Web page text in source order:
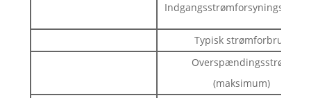
Typisk strømforbrug
Overspændingsstrøm
(maksimum)